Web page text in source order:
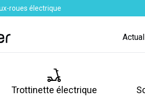
roues électrique
Trottinette électrique